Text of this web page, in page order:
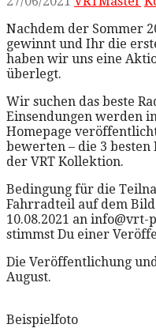
Nachdem der Sommer
gewinnt und Ihr die
haben wir uns eine
überlegt.
Wir suchen das beste
Einsendungen werden
Homepage
bewerten – die 3 besten
der VRT Kollektion.
Bedingung für die
Fahrradteil auf dem
10.08.2021 an
stimmst Du einer
Die Veröffentlichung
August.
Beispielfoto